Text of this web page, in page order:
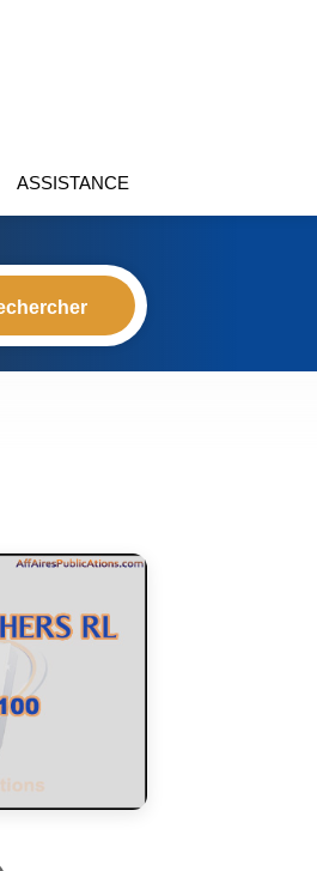
ASSISTANCE